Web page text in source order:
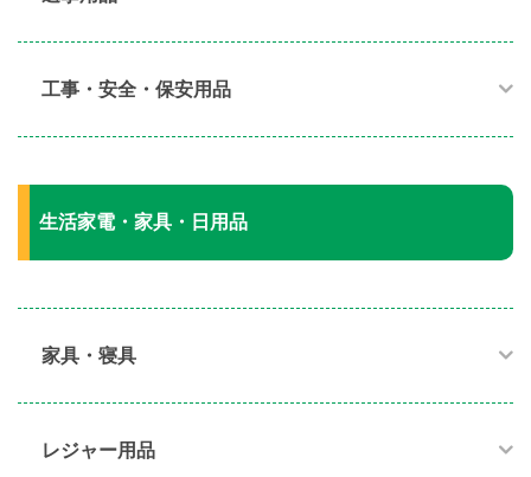
工事・安全・保安用品
生活家電・家具・日用品
家具・寝具​
レジャー用品